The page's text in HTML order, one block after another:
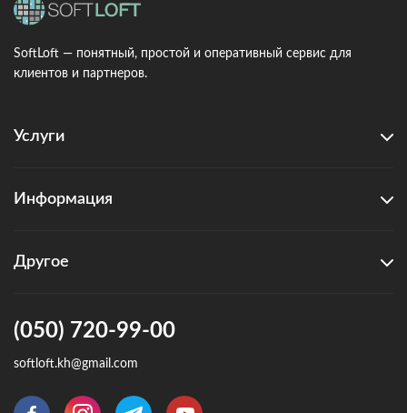
SoftLoft — понятный, простой и оперативный сервис для
клиентов и партнеров.
Услуги
Информация
Другое
(050) 720-99-00
softloft.kh@gmail.com